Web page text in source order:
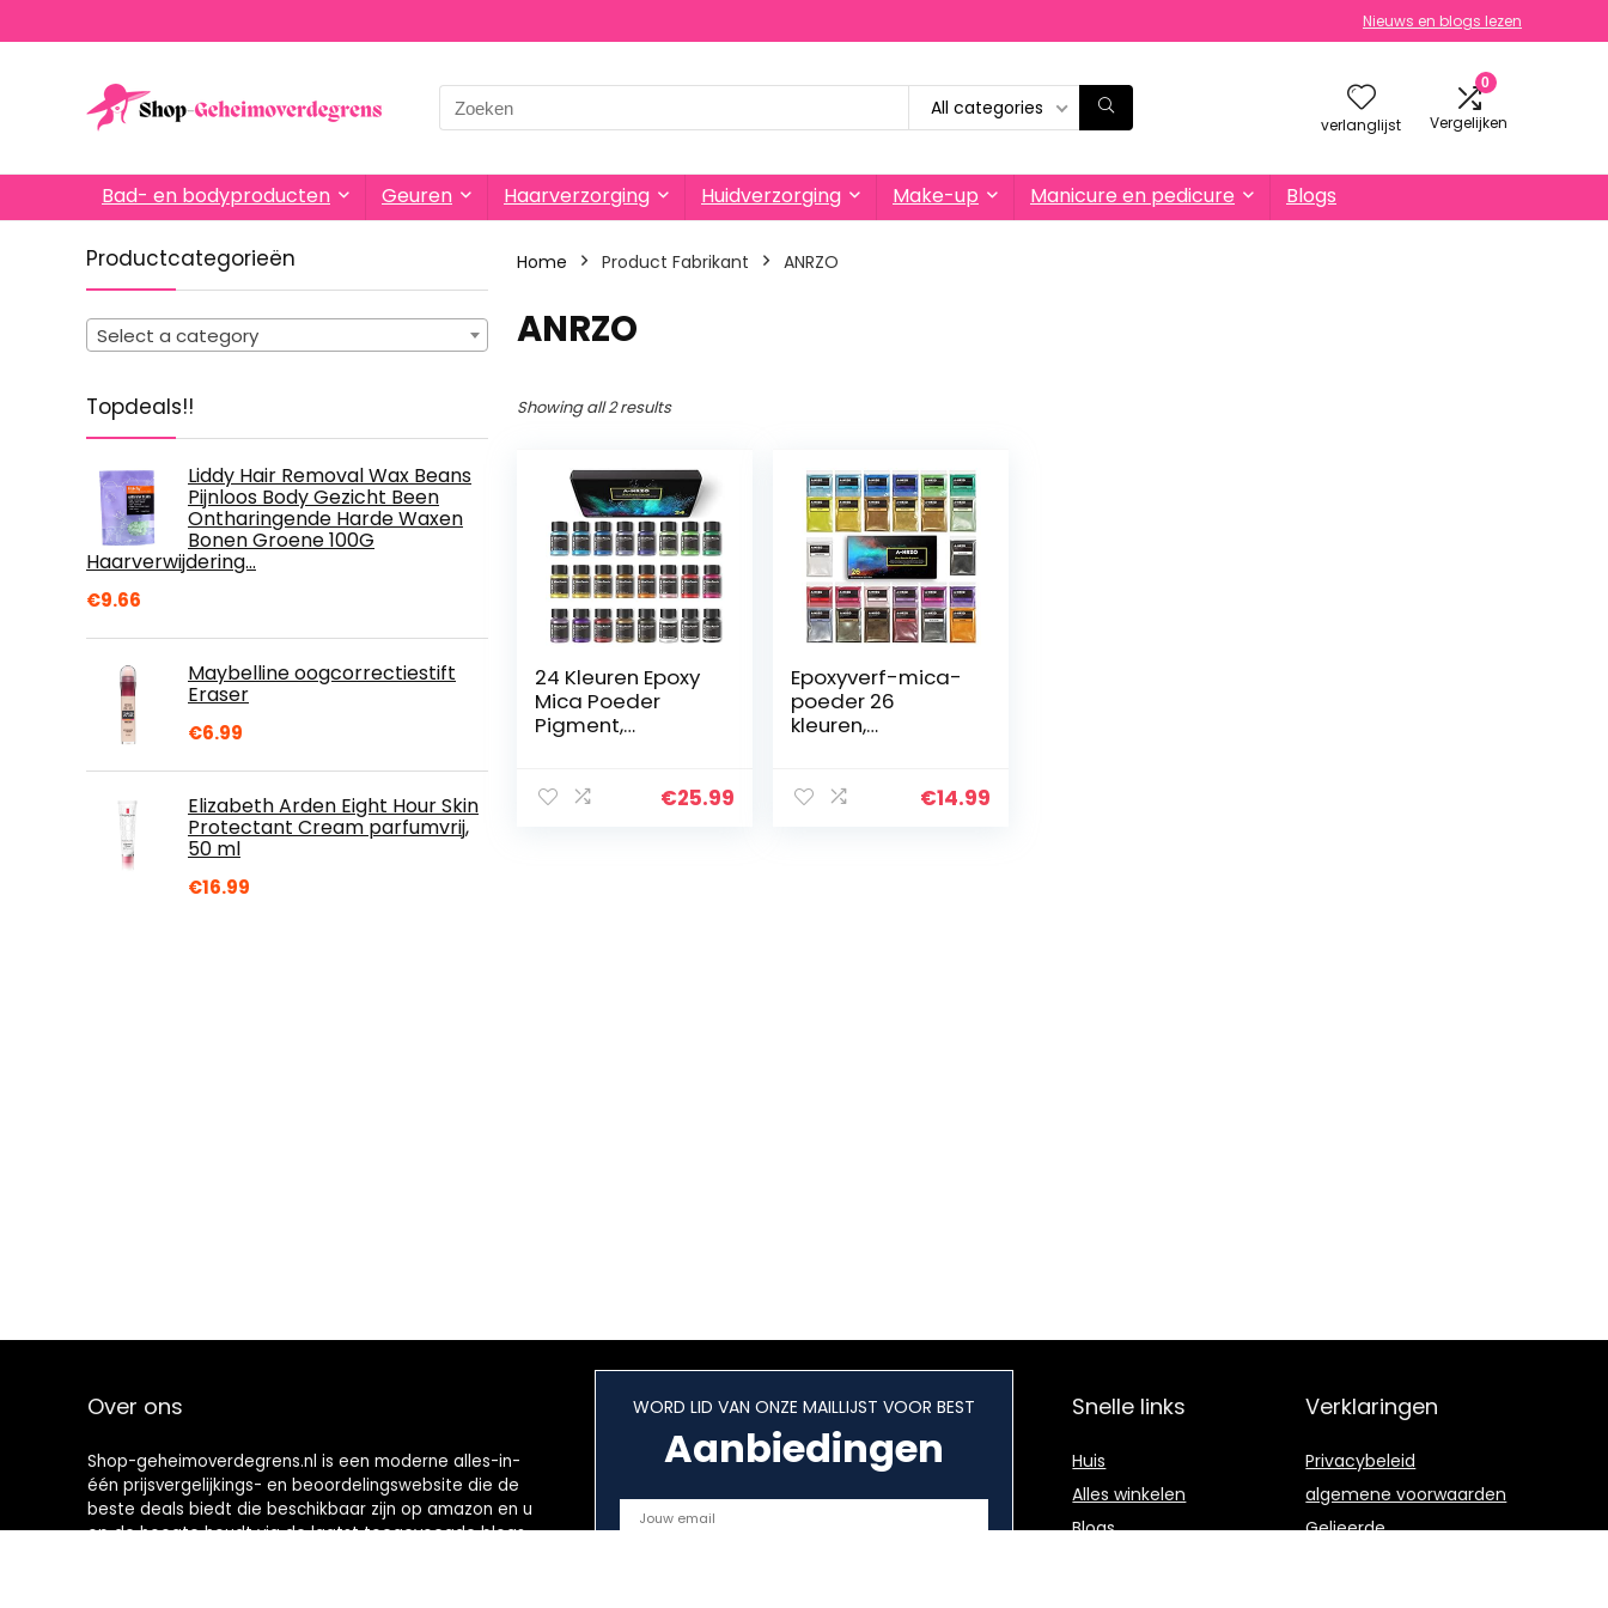
Nieuws en blogs lezen
Search
for:
All categories
verlanglijst
0
Vergelijken
Bad- en bodyproducten Geuren Haarverzorging Huidverzorging Make-up Manicure en pedicure Blogs
Productcategorieën
Select a category
Topdeals!!
Liddy Hair Removal Wax Beans
Pijnloos Body Gezicht Been
Ontharingende Harde Waxen
Bonen Groene 100G
Haarverwijdering…
€9.66
Maybelline oogcorrectiestift
Eraser
€6.99
Elizabeth Arden Eight Hour Skin
Protectant Cream parfumvrij,
50 ml
€16.99
Home Product Fabrikant ‎ANRZO
‎ANRZO
Showing all 2 results
24 Kleuren Epoxy
Mica Poeder
Pigment,
Natuurlijk
€25.99
Epoxyverf-mica-
poeder 26
kleuren,
cosmetische€14.99
Over ons
Shop-geheimoverdegrens.nl is een moderne alles-in-
één prijsvergelijkings- en beoordelingswebsite die de
beste deals biedt die beschikbaar zijn op amazon en u
op de hoogte houdt via de laatst toegevoegde blogs.
WORD LID VAN ONZE MAILLIJST VOOR BEST
Aanbiedingen
Snelle links
Huis
Alles winkelen
Blogs
Verklaringen
Privacybeleid
algemene voorwaarden
Gelieerde